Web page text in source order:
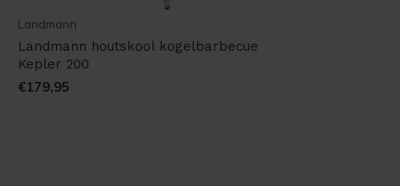
Landmann
Landmann houtskool kogelbarbecue
Kepler 200
€179,95